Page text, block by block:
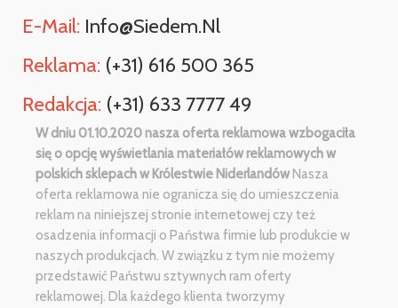
E-Mail: Info@siedem.nl
Reklama: (+31) 616 500 365
Redakcja: (+31) 633 7777 49
W dniu 01.10.2020 nasza oferta reklamowa wzbogaciła
się o opcję wyświetlania materiałów reklamowych w
polskich sklepach w Królestwie NiderlandówNasza
oferta reklamowa nie ogranicza się do umieszczenia
reklam na niniejszej stronie internetowej czy też
osadzenia informacji o Państwa firmie lub produkcie w
naszych produkcjach. W związku z tym nie możemy
przedstawić Państwu sztywnych ram oferty
reklamowej. Dla każdego klienta tworzymy